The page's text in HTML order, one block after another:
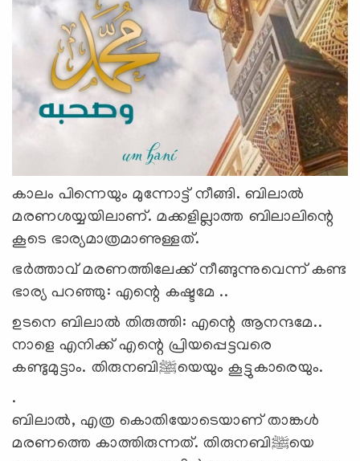
കാലം പിന്നെയും മുന്നോട്ട് നീങ്ങി. ബിലാൽ
മരണശയ്യയിലാണ്. മക്കളില്ലാത്ത ബിലാലിന്റെ
കൂടെ ഭാര്യമാത്രമാണുള്ളത്.
ഭർത്താവ് മരണത്തിലേക്ക് നീങ്ങുന്നുവെന്ന് കണ്ട
ഭാര്യ പറഞ്ഞു: എന്റെ കഷ്ടമേ ..
ഉടനെ ബിലാൽ തിരുത്തി: എന്റെ ആനന്ദമേ..
നാളെ എനിക്ക് എന്റെ പ്രിയപ്പെട്ടവരെ
കണ്ടുമുട്ടാം. തിരുനബിﷺയെയും കൂട്ടുകാരെയും.
.
ബിലാൽ, എത്ര കൊതിയോടെയാണ് താങ്കൾ
മരണത്തെ കാത്തിരുന്നത്. തിരുനബിﷺയെ